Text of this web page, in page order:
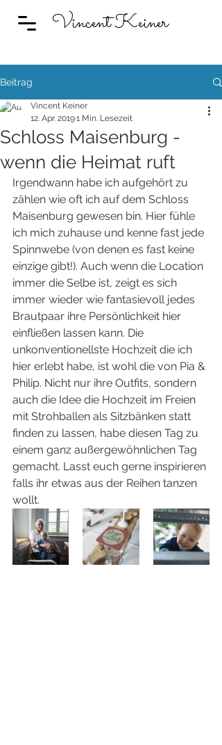
Vincent Keiner
Beitrag
Schloss Maisenburg -
wenn die Heimat ruft
Vincent Keiner
12. Apr. 20191 Min. Lesezeit
Irgendwann habe ich aufgehört zu
zählen wie oft ich auf dem Schloss
Maisenburg gewesen bin. Hier fühle
ich mich zuhause und kenne fast jede
Spinnwebe (von denen es fast keine
einzige gibt!). Auch wenn die Location
immer die Selbe ist, zeigt es sich
immer wieder wie fantasievoll jedes
Brautpaar ihre Persönlichkeit hier
einfließen lassen kann. Die
unkonventionellste Hochzeit die ich
hier erlebt habe, ist wohl die von Pia &
Philip. Nicht nur ihre Outfits, sondern
auch die Idee die Hochzeit im Freien
mit Strohballen als Sitzbänken statt
finden zu lassen, habe diesen Tag zu
einem ganz außergewöhnlichen Tag
gemacht. Lasst euch gerne inspirieren
falls ihr etwas aus der Reihen tanzen
wollt.